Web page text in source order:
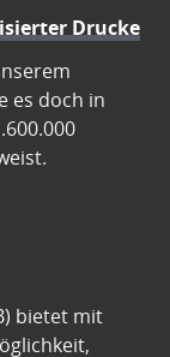
Drucke
es doch in
bietet mit